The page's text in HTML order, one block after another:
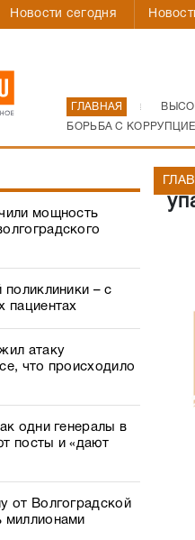
Новости сегодня
ГЛАВНАЯ
БОРЬБА С
мощность
поликлиники – с
пациентах
атаку
что происходило
одни генералы в
посты и «дают
от Волгоградской
миллионами
В